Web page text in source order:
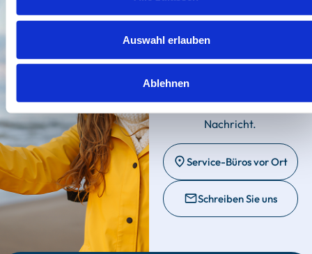
Auswahl erlauben
Ablehnen
da.
Bei Fragen & Wünschen zu
Büros vor Ort oder
schreiben uns eine
Nachricht.
Service-Büros vor Ort
Schreiben Sie uns